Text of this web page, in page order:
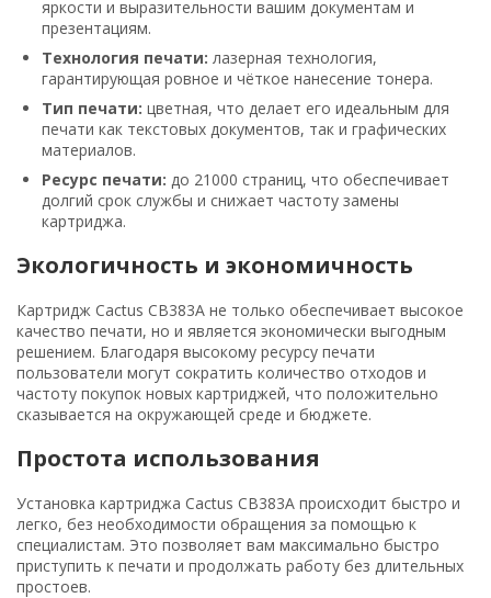
яркости и выразительности вашим документам и
презентациям.
Технология печати: лазерная технология,
гарантирующая ровное и чёткое нанесение тонера.
Тип печати: цветная, что делает его идеальным для
печати как текстовых документов, так и графических
материалов.
Ресурс печати: до 21000 страниц, что обеспечивает
долгий срок службы и снижает частоту замены
картриджа.
Экологичность и экономичность
Картридж Cactus CB383A не только обеспечивает высокое
качество печати, но и является экономически выгодным
решением. Благодаря высокому ресурсу печати
пользователи могут сократить количество отходов и
частоту покупок новых картриджей, что положительно
сказывается на окружающей среде и бюджете.
Простота использования
Установка картриджа Cactus CB383A происходит быстро и
легко, без необходимости обращения за помощью к
специалистам. Это позволяет вам максимально быстро
приступить к печати и продолжать работу без длительных
простоев.